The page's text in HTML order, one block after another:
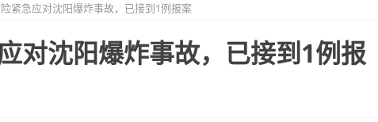
紧急应对沈阳爆炸事故，已接到1例报案
对沈阳爆炸事故，已接到1例报